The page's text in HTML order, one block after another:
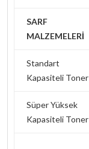
SARF
MALZEMELERİ
Standart
Kapasiteli Toner
Süper Yüksek
Kapasiteli Toner